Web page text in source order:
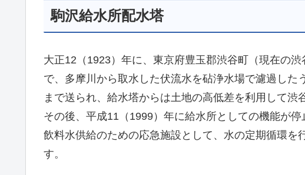
駒沢給水所配水塔
大正12（1923）年に、東京府豊玉郡渋谷町（現在の
で、多摩川から取水した伏流水を砧浄水場で濾過した
まで送られ、給水塔からは土地の高低差を利用して渋
その後、平成11（1999）年に給水所としての機能が
飲料水供給のための応急施設として、水の定期循環を
す。